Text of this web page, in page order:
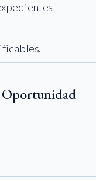
Oportunidad